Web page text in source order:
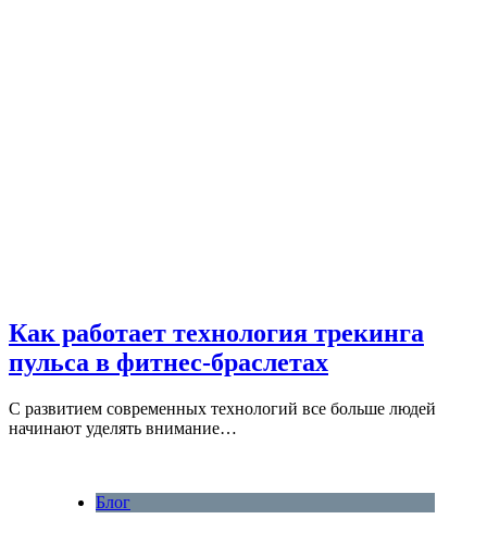
Как работает технология трекинга
пульса в фитнес-браслетах
С развитием современных технологий все больше людей
начинают уделять внимание…
Блог